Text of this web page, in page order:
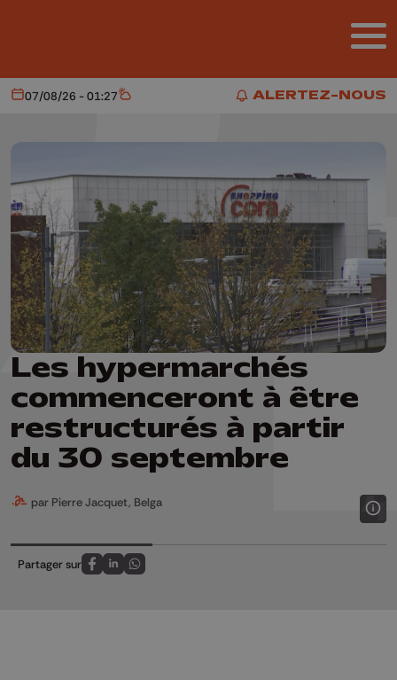
ALERTEZ-NOUS
ALERTEZ-NOUS
Aujourd'hui
07/08/26 - 01:27 Météo
Les hypermarchés
commenceront à être
restructurés à partir
du 30 septembre
par Pierre Jacquet, Belga
Partager sur
Partagez sur FaceBook
Partagez sur LinkedIn
Partagez sur Whatsapp